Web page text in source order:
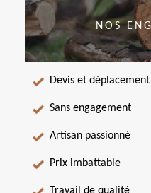
NOS
Devis et
Sans engagement
Artisan passionné
Prix imbattable